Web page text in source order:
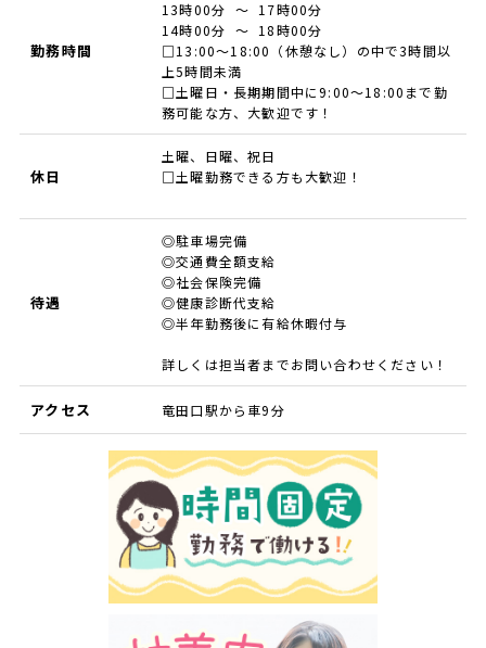
勤務時間
13時00分 ～ 17時00分
14時00分 ～ 18時00分
□13:00～18:00（休憩なし）の中で3時間以
上5時間未満
□土曜日・長期期間中に9:00～18:00まで勤
務可能な方、大歓迎です！
休日
土曜、日曜、祝日
□土曜勤務できる方も大歓迎！
待遇
◎駐車場完備
◎交通費全額支給
◎社会保険完備
◎健康診断代支給
◎半年勤務後に有給休暇付与
詳しくは担当者までお問い合わせください！
アクセス 竜田口駅から車9分